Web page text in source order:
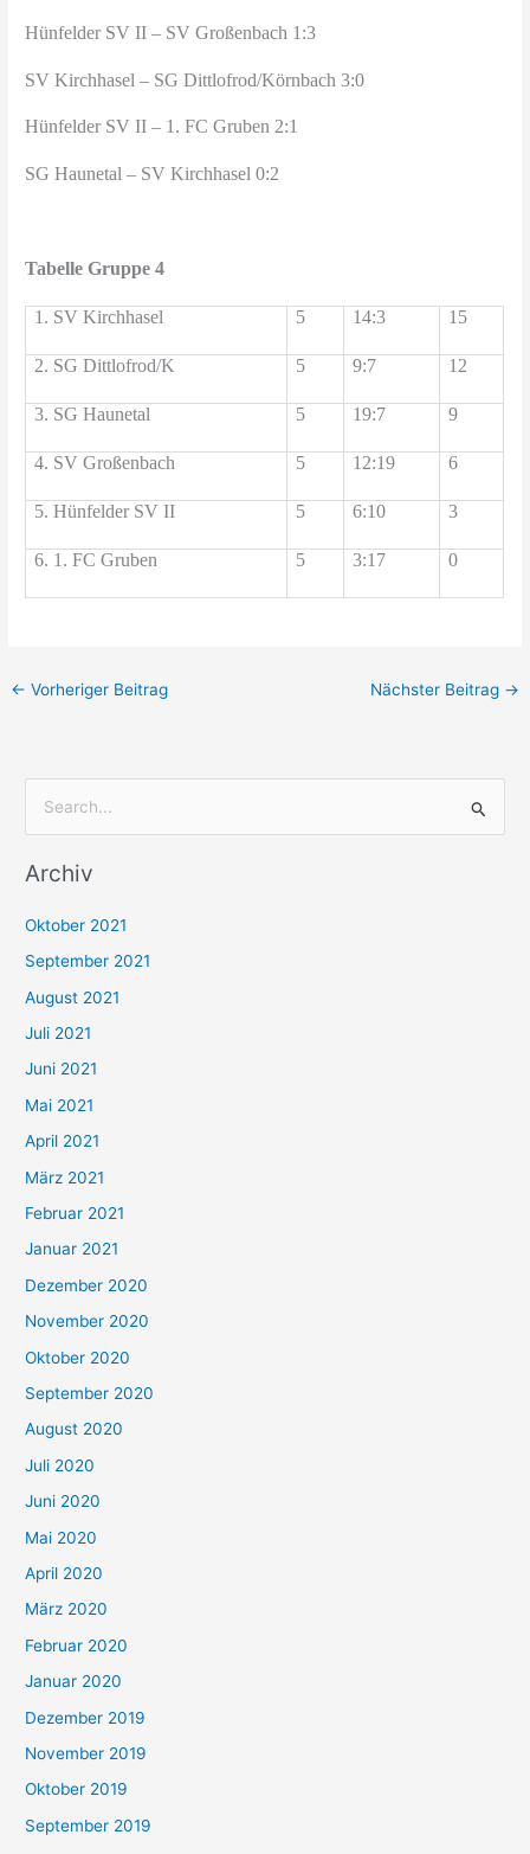
Hünfelder SV II – SV Großenbach 1:3
SV Kirchhasel – SG Dittlofrod/Körnbach 3:0
Hünfelder SV II – 1. FC Gruben 2:1
SG Haunetal – SV Kirchhasel 0:2
Tabelle Gruppe 4
1. SV Kirchhasel 5 14:3 15
2. SG Dittlofrod/K 5 9:7 12
3. SG Haunetal 5 19:7 9
4. SV Großenbach 5 12:19 6
5. Hünfelder SV II 5 6:10 3
6. 1. FC Gruben 5 3:17 0
← Vorheriger Beitrag Nächster Beitrag →
c
n
n
a
c
h
:
Archiv
Oktober 2021
September 2021
August 2021
Juli 2021
Juni 2021
Mai 2021
April 2021
März 2021
Februar 2021
Januar 2021
Dezember 2020
November 2020
Oktober 2020
September 2020
August 2020
Juli 2020
Juni 2020
Mai 2020
April 2020
März 2020
Februar 2020
Januar 2020
Dezember 2019
November 2019
Oktober 2019
September 2019